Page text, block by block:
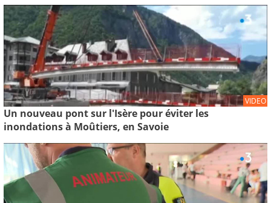
VIDEO
Un nouveau pont sur l'Isère pour éviter les
inondations à Moûtiers, en Savoie